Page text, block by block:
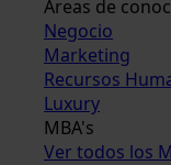
Áreas de
Negocio
Marketing
Recursos
Luxury
MBA's
Ver todos los